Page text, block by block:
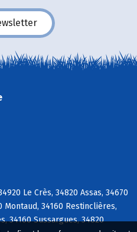
Le Crès, 34820 Assas, 34670
Montaud, 34160 Restinclières,
34160 Sussargues, 34820